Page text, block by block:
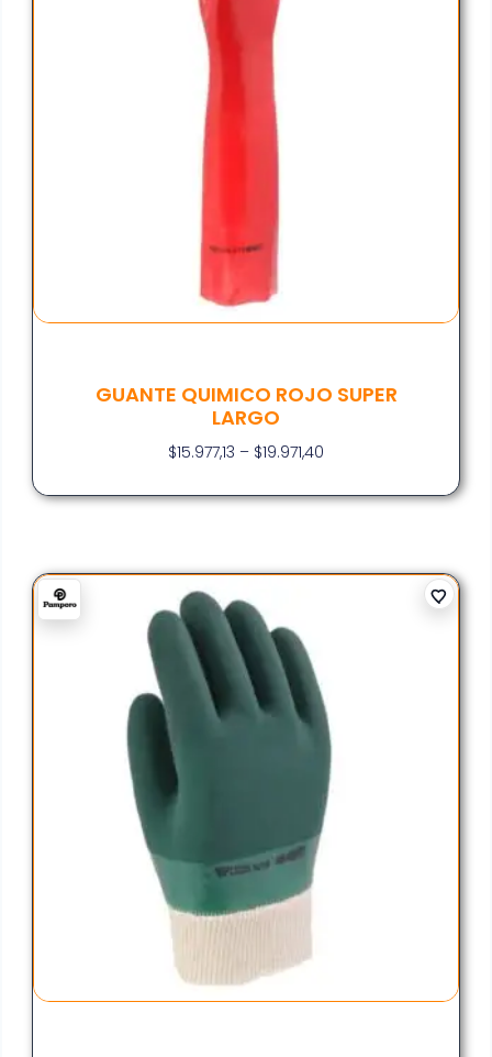
GUANTE QUIMICO ROJO SUPER
LARGO
$15.977,13 – $19.971,40